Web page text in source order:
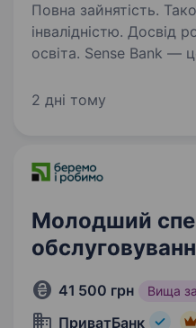
Повна зайнятість.
інвалідністю. Досвід
освіта. Sense Bank — це державний банк з 30
місцем для роботи, а
українців. Шукаємо…
2 дні тому
Молодший
41 500 грн Вища
ПриватБанк